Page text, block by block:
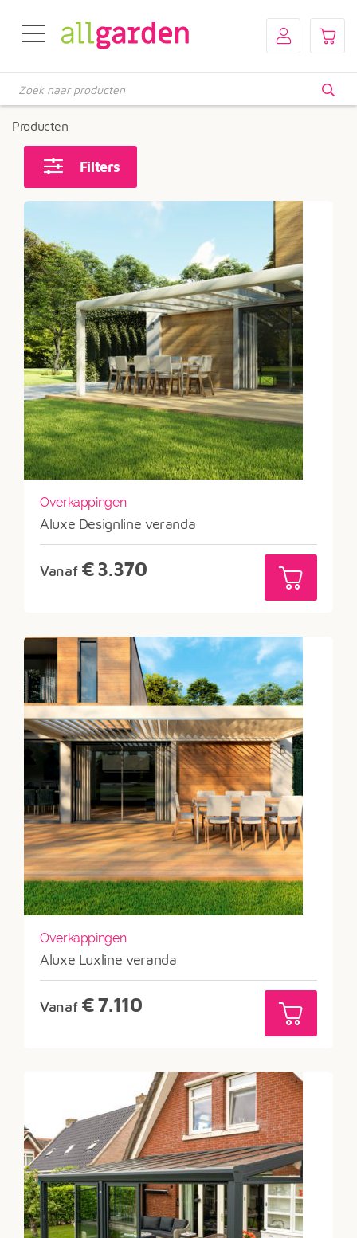
zoeken
Producten
Filters
Overkappingen
Aluxe Designline veranda
Vanaf €3.370
Overkappingen
Aluxe Luxline veranda
Vanaf €7.110